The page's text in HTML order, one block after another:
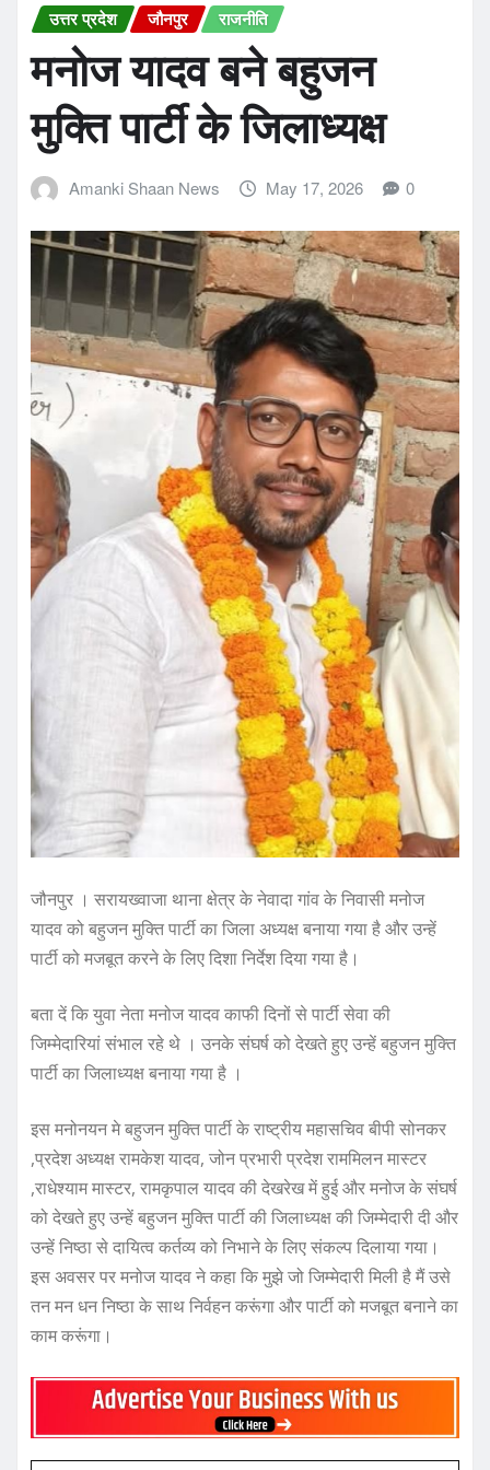
उत्तर प्रदेश जौनपुर राजनीति
मनोज यादव बने बहुजन
मुक्ति पार्टी के जिलाध्यक्ष
Amanki Shaan News May 17, 2026 0
जौनपुर । सरायख्वाजा थाना क्षेत्र के नेवादा गांव के निवासी मनोज
यादव को बहुजन मुक्ति पार्टी का जिला अध्यक्ष बनाया गया है और उन्हें
पार्टी को मजबूत करने के लिए दिशा निर्देश दिया गया है।
बता दें कि युवा नेता मनोज यादव काफी दिनों से पार्टी सेवा की
जिम्मेदारियां संभाल रहे थे । उनके संघर्ष को देखते हुए उन्हें बहुजन मुक्ति
पार्टी का जिलाध्यक्ष बनाया गया है ।
इस मनोनयन मे बहुजन मुक्ति पार्टी के राष्ट्रीय महासचिव बीपी सोनकर
,प्रदेश अध्यक्ष रामकेश यादव, जोन प्रभारी प्रदेश राममिलन मास्टर
,राधेश्याम मास्टर, रामकृपाल यादव की देखरेख में हुई और मनोज के संघर्ष
को देखते हुए उन्हें बहुजन मुक्ति पार्टी की जिलाध्यक्ष की जिम्मेदारी दी और
उन्हें निष्ठा से दायित्व कर्तव्य को निभाने के लिए संकल्प दिलाया गया।
इस अवसर पर मनोज यादव ने कहा कि मुझे जो जिम्मेदारी मिली है मैं उसे
तन मन धन निष्ठा के साथ निर्वहन करूंगा और पार्टी को मजबूत बनाने का
काम करूंगा।